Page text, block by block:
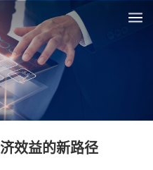
效益的新路径